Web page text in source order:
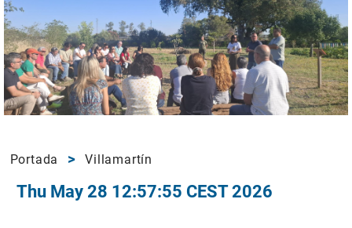
Portada Villamartín
Thu May 28 12:57:55 CEST 2026